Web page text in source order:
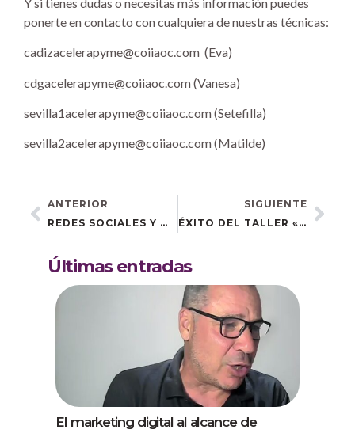
ponerte en contacto con cualquiera de nuestras técnicas:
cadizacelerapyme@coiiaoc.com (Eva)
cdgacelerapyme@coiiaoc.com (Vanesa)
sevilla1acelerapyme@coiiaoc.com (Setefilla)
sevilla2acelerapyme@coiiaoc.com (Matilde)
ANTERIOR
REDES SOCIALES Y WHATSAPP BUSINESS – ESTRATEGIAS DE VANGUARDIA PARA TU NEGOCIO EN CASTILLEJA DE LA CUESTA
SIGUIENTE
ÉXITO DEL TALLER «CANVA Y CAPCUT» CELEBRADO EN ESTEPA
Últimas entradas
El marketing digital al alcance de